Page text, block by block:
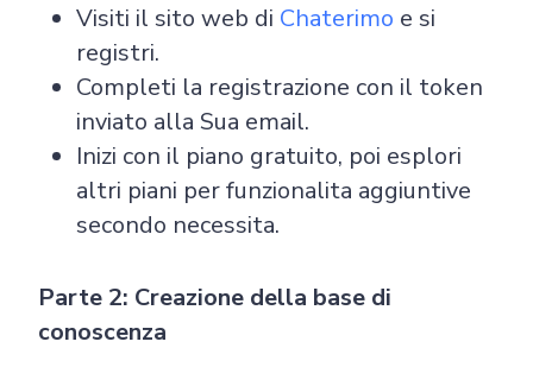
Visiti il sito web di Chaterimo e si
registri.
Completi la registrazione con il token
inviato alla Sua email.
Inizi con il piano gratuito, poi esplori
altri piani per funzionalita aggiuntive
secondo necessita.
Parte 2: Creazione della base di
conoscenza